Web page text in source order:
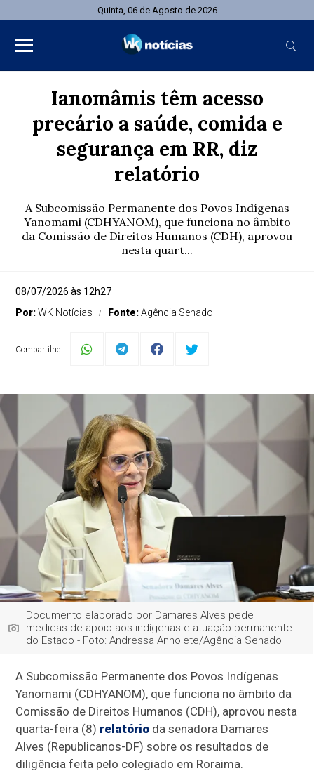
Quinta, 06 de Agosto de 2026
Ianomâmis têm acesso
precário a saúde, comida e
segurança em RR, diz
relatório
A Subcomissão Permanente dos Povos Indígenas
Yanomami (CDHYANOM), que funciona no âmbito
da Comissão de Direitos Humanos (CDH), aprovou
nesta quart...
08/07/2026 às 12h27
Por:WK Notícias Fonte:Agência Senado
Compartilhe:
Documento elaborado por Damares Alves pede
medidas de apoio aos indígenas e atuação permanente
do Estado - Foto: Andressa Anholete/Agência Senado
A Subcomissão Permanente dos Povos Indígenas
Yanomami (CDHYANOM), que funciona no âmbito da
Comissão de Direitos Humanos (CDH), aprovou nesta
quarta-feira (8) relatório da senadora Damares
Alves (Republicanos-DF) sobre os resultados de
diligência feita pelo colegiado em Roraima.